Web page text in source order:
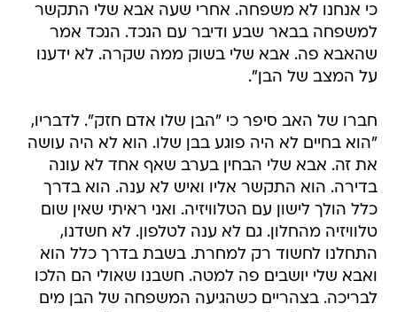
כי אנחנו לא משפחה. אחרי שעה אבא שלי התקשר
למשפחה בבאר שבע ודיבר עם הנכד. הנכד אמר
שהאבא פה. אבא שלי בשוק ממה שקרה. לא ידענו
על המצב של הבן".
חברו של האב סיפר כי "הבן שלו אדם חזק". לדבריו,
"הוא בחיים לא היה פוגע בבן שלו. הוא לא היה עושה
את זה. אבא שלי הבחין בערב שאף אחד לא עונה
בדירה. הוא התקשר אליו ואיש לא ענה. הוא בדרך
כלל הולך לישון עם הטלוויזיה. ואני ראיתי שאין שום
טלוויזיה מהחלון. גם לא ענה לטלפון. לא חשדנו,
התחלנו לחשוד רק למחרת. בשבת בדרך כלל הוא
ואבא שלי יושבים פה למטה. חשבנו שאולי הם הלכו
לבריכה. בצהריים כשהגיעה המשפחה של הבן מים